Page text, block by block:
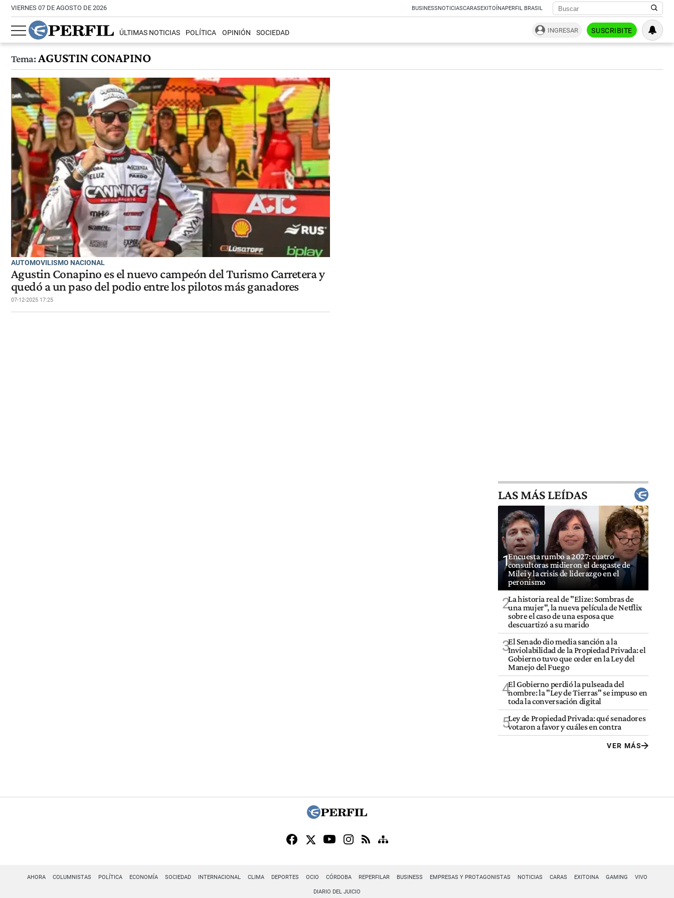
VIERNES 07 DE AGOSTO DE 2026 BUSINESSNOTICIASCARASEXITOÍNAPERFIL BRASIL
ÚLTIMAS NOTICIAS POLÍTICA OPINIÓN SOCIEDAD INGRESAR SUSCRIBITE
Tema:AGUSTIN CONAPINO
AUTOMOVILISMO NACIONAL
Agustin Conapino es el nuevo campeón del Turismo Carretera y
quedó a un paso del podio entre los pilotos más ganadores
07-12-2025 17:25
LAS MÁS LEÍDAS
1Encuesta rumbo a 2027: cuatro
consultoras midieron el desgaste de
Milei y la crisis de liderazgo en el
peronismo
2La historia real de "Elize: Sombras de
una mujer", la nueva película de Netflix
sobre el caso de una esposa que
descuartizó a su marido
3El Senado dio media sanción a la
Inviolabilidad de la Propiedad Privada: el
Gobierno tuvo que ceder en la Ley del
Manejo del Fuego
4El Gobierno perdió la pulseada del
nombre: la "Ley de Tierras" se impuso en
toda la conversación digital
5Ley de Propiedad Privada: qué senadores
votaron a favor y cuáles en contra
VER MÁS
AHORA COLUMNISTAS POLÍTICA ECONOMÍA SOCIEDAD INTERNACIONAL CLIMA DEPORTES OCIO CÓRDOBA REPERFILAR BUSINESS EMPRESAS Y PROTAGONISTAS NOTICIAS CARAS EXITOINA GAMING VIVO
DIARIO DEL JUICIO